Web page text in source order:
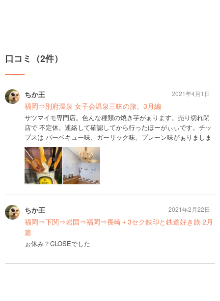
口コミ（2件）
ちか王
福岡⇒別府温泉 女子会温泉三昧の旅。3月編
サツマイモ専門店。色んな種類の焼き芋がぁります。売り切れ閉
店で 不定休。連絡して確認してから行ったほーがぃぃです。チッ
プスは バーベキュー味、ガーリック味、プレーン味がぁりましま
2021年4月1日
ちか王
福岡⇒下関⇒岩国⇒福岡⇒長崎＋3セク鉄印と鉄道好き旅 2月
篇
ぉ休み？CLOSEでした
2021年2月22日